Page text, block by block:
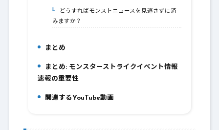
8-2.どうすればモンストニュースを見逃さずに済
みますか？
まとめ
10.まとめ: モンスターストライクイベント情報
速報の重要性
11.関連するYouTube動画